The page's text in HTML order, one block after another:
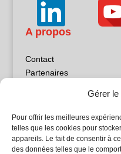
Gérer
Pour offrir les meilleures
telles que les cookies pour
appareils. Le fait de consentir à
des données telles que le
A propos
Contact
Partenaires
Politique de
Sites partenaires